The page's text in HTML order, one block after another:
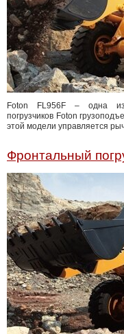
Foton FL956F – одна из
погрузчиков Foton
этой модели управляется
Фронтальный